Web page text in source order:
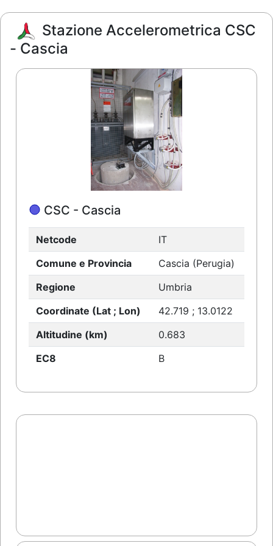
Stazione Accelerometrica CSC
- Cascia
CSC - Cascia
Netcode
IT
Comune e Provincia
Cascia (Perugia)
Regione
Umbria
Coordinate (Lat ; Lon)
42.719 ; 13.0122
Altitudine (km)
0.683
EC8
B